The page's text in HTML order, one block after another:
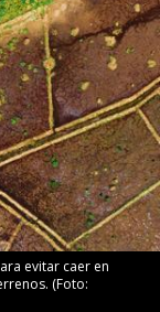
evitar caer en
(Foto: